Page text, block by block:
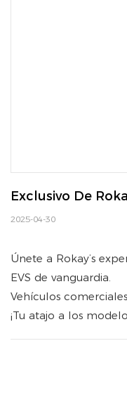
Exclusivo De
2025-04-30
Únete a Rokay’s
EVS de vanguardia.
Vehículos
¡Tu atajo a los